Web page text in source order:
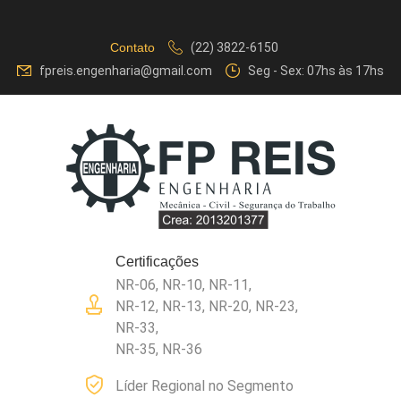
Contato
(22) 3822-6150
fpreis.engenharia@gmail.com
Seg - Sex: 07hs às 17hs
Certificações
NR-06, NR-10, NR-11,
NR-12, NR-13, NR-20, NR-23,
NR-33,
NR-35, NR-36
Líder Regional no Segmento